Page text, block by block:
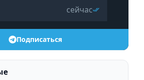
сейчас
Подписаться